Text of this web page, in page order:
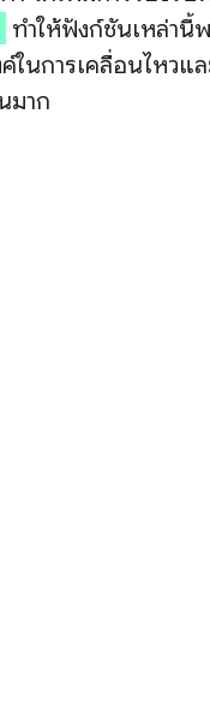
ทำให้ฟังก์ชันเหล่านี้
ในการเคลื่อนไหวแ
มาก